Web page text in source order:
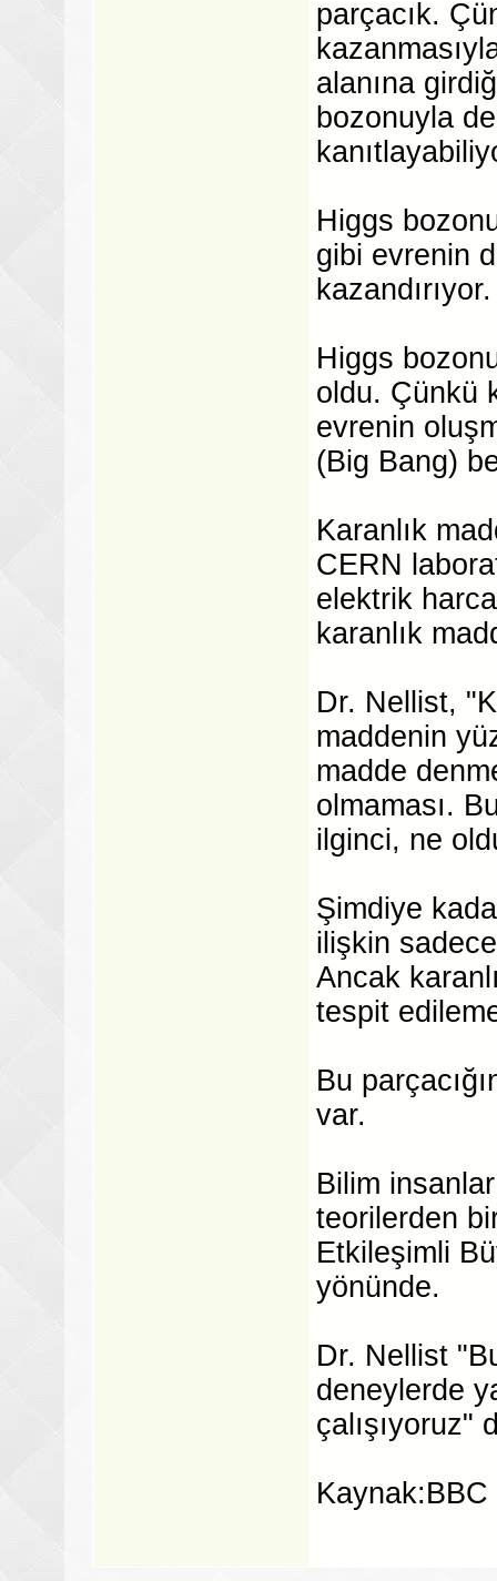
parçacık.
alanına
bozonuyla
Higgs
gibi evrenin
kazandırıyor.
Higgs
oldu. Çünkü
evrenin
(Big Bang)
Karanlık
CERN
elektrik
karanlık
Dr. Nellist,
maddenin
madde
olmaması.
ilginci, ne
Şimdiye
ilişkin
Ancak
tespit
Bu
var.
Bilim
teorilerden
Etkileşimli
yönünde.
Dr. Nellist
deneylerde
çalışıyoruz"
Kaynak:BBC